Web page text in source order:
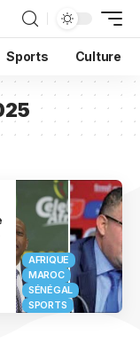
Sports Culture
AFRIQUE
MAROC
SÉNÉGAL
SPORTS